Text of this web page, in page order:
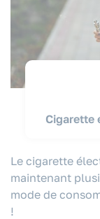
Cigarette
Le cigarette
maintenant
mode de
!